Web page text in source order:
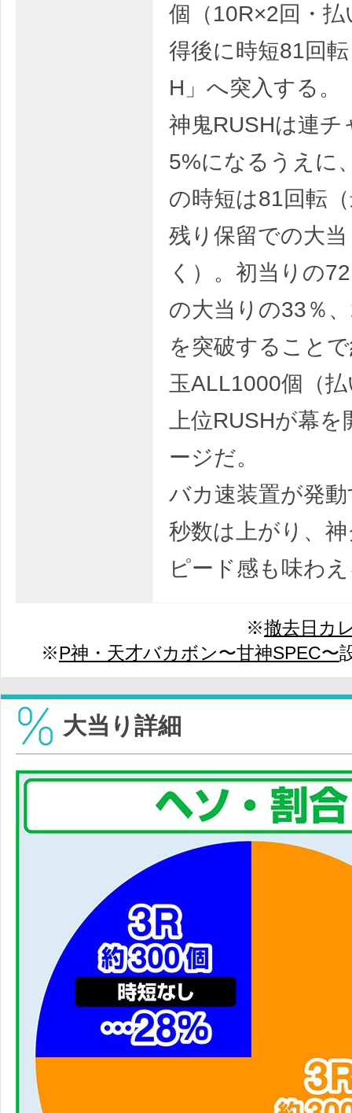
個（10R×2回・
得後に時短81回
H」へ突入する。
神鬼RUSHは連チ
5%になるうえに
の時短は81回転
残り保留での大
く）。初当りの
の大当りの33％
を突破すること
玉ALL1000個（
上位RUSHが幕
ージだ。
バカ速装置が発
秒数は上がり、
ピード感も味わ
※撤去日カ
※P神・天才バカボン〜甘神SPEC〜
大当り詳細